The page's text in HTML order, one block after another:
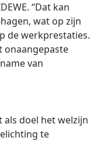
“Dat kan
wat op zijn
de werkprestaties.
onaangepaste
van
als doel het welzijn
te